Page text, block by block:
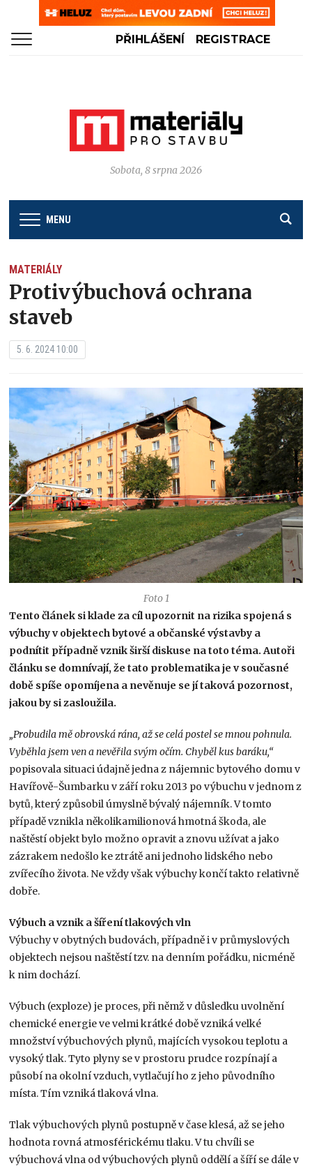
PŘIHLÁŠENÍ REGISTRACE
Sobota, 8 srpna 2026
MENU
MATERIÁLY
Protivýbuchová ochrana
staveb
5. 6. 2024 10:00
Foto 1
Tento článek si klade za cíl upozornit na rizika spojená s
výbuchy v objektech bytové a občanské výstavby a
podnítit případně vznik širší diskuse na toto téma. Autoři
článku se domnívají, že tato problematika je v současné
době spíše opomíjena a nevěnuje se jí taková pozornost,
jakou by si zasloužila.
„Probudila mě obrovská rána, až se celá postel se mnou pohnula.
Vyběhla jsem ven a nevěřila svým očím. Chyběl kus baráku,“
popisovala situaci údajně jedna z nájemnic bytového domu v
Havířově-Šumbarku v září roku 2013 po výbuchu v jednom z
bytů, který způsobil úmyslně bývalý nájemník. V tomto
případě vznikla několikamilionová hmotná škoda, ale
naštěstí objekt bylo možno opravit a znovu užívat a jako
zázrakem nedošlo ke ztrátě ani jednoho lidského nebo
zvířecího života. Ne vždy však výbuchy končí takto relativně
dobře.
Výbuch a vznik a šíření tlakových vln
Výbuchy v obytných budovách, případně i v průmyslových
objektech nejsou naštěstí tzv. na denním pořádku, nicméně
k nim dochází.
Výbuch (exploze) je proces, při němž v důsledku uvolnění
chemické energie ve velmi krátké době vzniká velké
množství výbuchových plynů, majících vysokou teplotu a
vysoký tlak. Tyto plyny se v prostoru prudce rozpínají a
působí na okolní vzduch, vytlačují ho z jeho původního
místa. Tím vzniká tlaková vlna.
Tlak výbuchových plynů postupně v čase klesá, až se jeho
hodnota rovná atmosférickému tlaku. V tu chvíli se
výbuchová vlna od výbuchových plynů oddělí a šíří se dále v